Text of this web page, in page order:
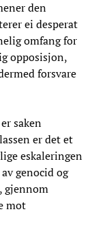
den
ei desperat
omfang for
opposisjon,
forsvare
saken
er det et
eskaleringen
genocid og
gjennom
mot